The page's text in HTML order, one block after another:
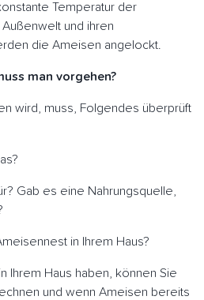
Temperatur der
und ihren
die Ameisen angelockt.
man vorgehen?
wird, muss, Folgendes überprüft
Gab es eine Nahrungsquelle,
in Ihrem Haus?
Ihrem Haus haben, können Sie
und wenn Ameisen bereits